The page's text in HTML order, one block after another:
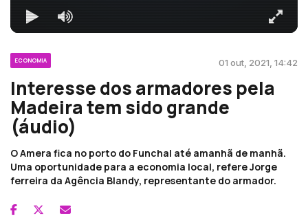
ECONOMIA 01 out, 2021, 14:42
Interesse dos armadores pela
Madeira tem sido grande
(áudio)
O Amera fica no porto do Funchal até amanhã de manhã.
Uma oportunidade para a economia local, refere Jorge
ferreira da Agência Blandy, representante do armador.